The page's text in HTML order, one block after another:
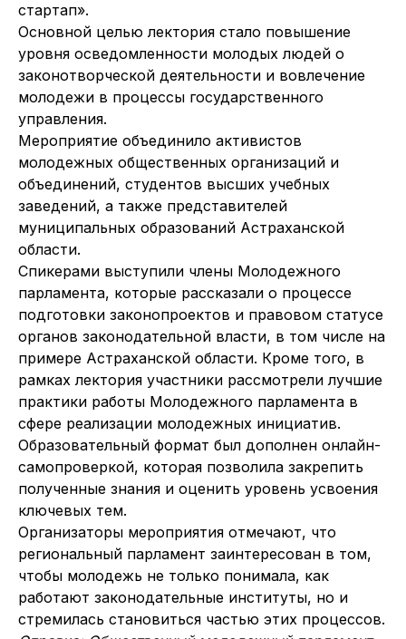
стартап».
Основной целью лектория стало повышение
уровня осведомленности молодых людей о
законотворческой деятельности и вовлечение
молодежи в процессы государственного
управления.
Мероприятие объединило активистов
молодежных общественных организаций и
объединений, студентов высших учебных
заведений, а также представителей
муниципальных образований Астраханской
области.
Спикерами выступили члены Молодежного
парламента, которые рассказали о процессе
подготовки законопроектов и правовом статусе
органов законодательной власти, в том числе на
примере Астраханской области. Кроме того, в
рамках лектория участники рассмотрели лучшие
практики работы Молодежного парламента в
сфере реализации молодежных инициатив.
Образовательный формат был дополнен онлайн-
самопроверкой, которая позволила закрепить
полученные знания и оценить уровень усвоения
ключевых тем.
Организаторы мероприятия отмечают, что
региональный парламент заинтересован в том,
чтобы молодежь не только понимала, как
работают законодательные институты, но и
стремилась становиться частью этих процессов.